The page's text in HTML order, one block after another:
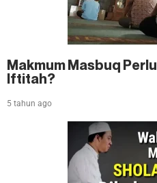
Makmum Masbuq
Iftitah?
5 tahun ago